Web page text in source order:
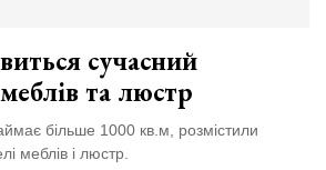
сучасний
та люстр
більше 1000 кв.м, розмістили
меблів і люстр.